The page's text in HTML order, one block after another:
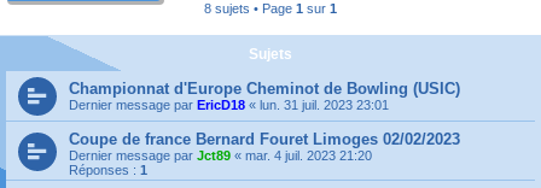
8 sujets • Page 1 sur 1
Sujets
Championnat d'Europe Cheminot de Bowling (USIC)
Dernier message par EricD18 « lun. 31 juil. 2023 23:01
Coupe de france Bernard Fouret Limoges 02/02/2023
Dernier message par Jct89 « mar. 4 juil. 2023 21:20
Réponses : 1